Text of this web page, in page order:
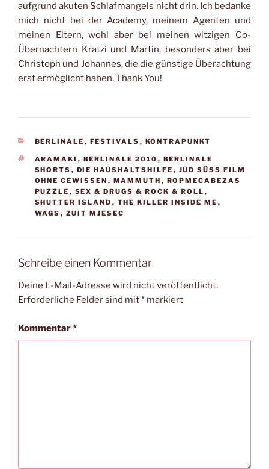
aufgrund akuten Schlafmangels nicht drin. Ich bedanke
mich nicht bei der Academy, meinem Agenten und
meinen Eltern, wohl aber bei meinen witzigen Co-
Übernachtern Kratzi und Martin, besonders aber bei
Christoph und Johannes, die die günstige Überachtung
erst ermöglicht haben. Thank You!
KATEGORIEN
BERLINALE , FESTIVALS , KONTRAPUNKT
SCHLAGWÖRTER
ARAMAKI , BERLINALE 2010 , BERLINALE
SHORTS , DIE HAUSHALTSHILFE , JUD SÜSS FILM O
HNE GEWISSEN
, MAMMUTH , ROPMECABEZAS
PUZZLE , SEX & DRUGS & ROCK & ROLL ,
SHUTTER ISLAND , THE KILLER INSIDE ME ,
WAGS , ZUIT MJESEC
Schreibe einen Kommentar
Deine E-Mail-Adresse wird nicht veröffentlicht.
Erforderliche Felder sind mit* markiert
Kommentar*